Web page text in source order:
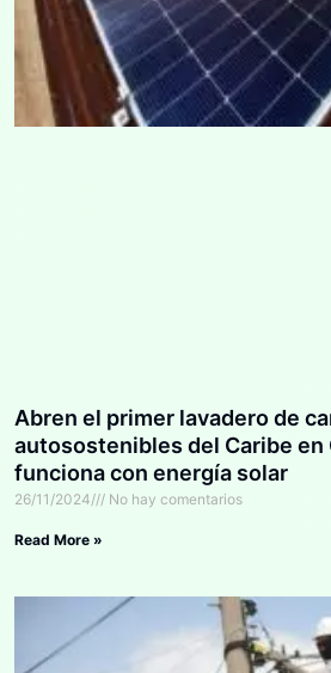
Abren el primer lavadero de
autosostenibles del Caribe en
funciona con energía solar
26/11/2024 No hay comentarios
Read More »